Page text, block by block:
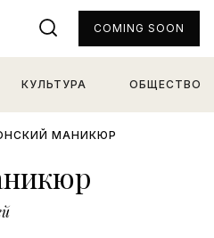
КУЛЬТУРА ОБЩЕСТВО
COMING SOON
МАНИКЮР